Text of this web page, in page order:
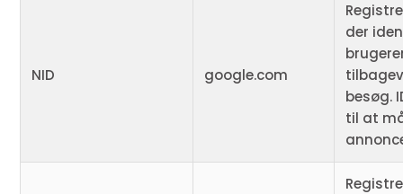
NID google.com
der
besøg.
til at